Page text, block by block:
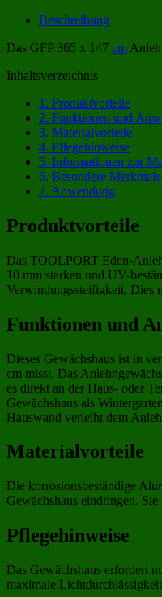
Beschreibung
Das GFP 365 x 147 cm
Inhaltsverzeichnis
1. Produktvorteile
2. Funktionen und
3. Materialvorteile
4. Pflegehinweise
5. Informationen zur
6. Besondere Merkmale
7. Anwendung
Produktvorteile
Das TOOLPORT Eden-
10 mm starken und UV-
Verwindungssteifigkeit. Dies
Funktionen und
Dieses Gewächshaus ist in
cm misst. Das
es direkt an der Haus- oder
Gewächshaus als
Hauswand verleiht dem
Materialvorteile
Die korrosionsbeständige
Gewächshaus eindringen.
Pflegehinweise
Das Gewächshaus erfordert
maximale